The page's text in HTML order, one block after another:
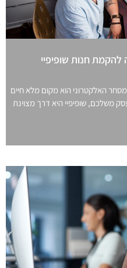
חנות שופיפיי
האלקטרוני הוא מקום מלא חיים
שופיפיי היא דרך מצוינת